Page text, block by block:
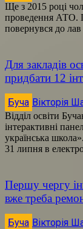
Ще з 2015 році
проведення АТО.
повернувся до
Для закладів
придбати 12
Буча Вікторія
Відділ освіти
інтерактивні
українська
31 липня в
Першу чергу
вже треба
Буча Вікторія